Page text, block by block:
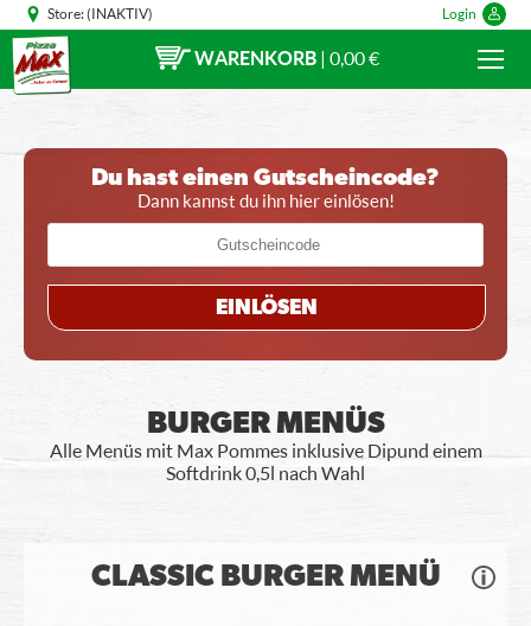
Store:(INAKTIV) Login
WARENKORB | 0,00 €
Du hast einen Gutscheincode?
Dann kannst du ihn hier einlösen!
EINLÖSEN
BURGER MENÜS
Alle Menüs mit Max Pommes inklusive Dip und einem
Softdrink 0,5l nach Wahl
CLASSIC BURGER MENÜ